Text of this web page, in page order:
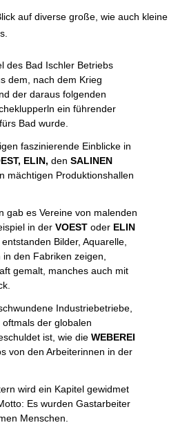
auf diverse große, wie auch kleine
des Bad Ischler Betriebs
dem, nach dem Krieg
der daraus folgenden
ein führender
Bad wurde.
faszinierende Einblicke in
ELIN, den SALINEN
mächtigen Produktionshallen
gab es Vereine von malenden
in der VOESToder ELIN
Bilder, Aquarelle,
den Fabriken zeigen,
gemalt, manches auch mit
Industriebetriebe,
der globalen
ist, wie die WEBEREI
von den Arbeiterinnen in der
wird ein Kapitel gewidmet
Es wurden Gastarbeiter
Menschen.